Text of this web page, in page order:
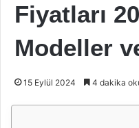
Fiyatları
Modeller
15 Eylül 2024 4 dakika